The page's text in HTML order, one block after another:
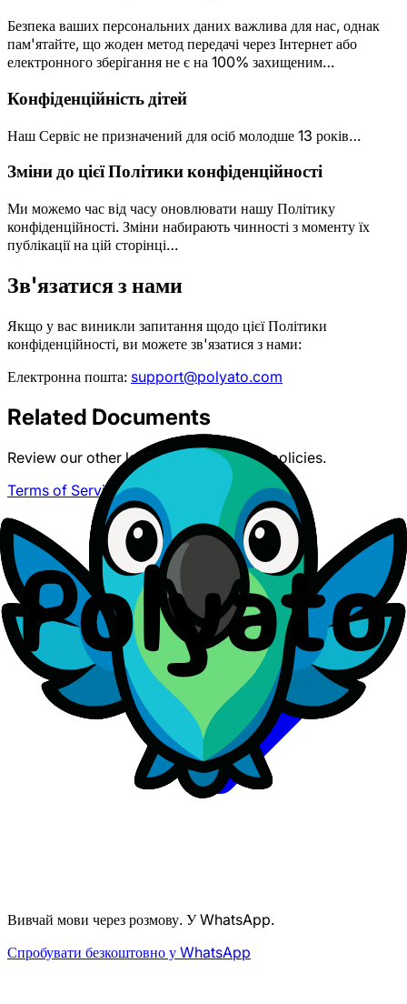
Безпека ваших персональних даних важлива для нас, однак
пам'ятайте, що жоден метод передачі через Інтернет або
електронного зберігання не є на 100% захищеним…
Конфіденційність дітей
Наш Сервіс не призначений для осіб молодше 13 років…
Зміни до цієї Політики конфіденційності
Ми можемо час від часу оновлювати нашу Політику
конфіденційності. Зміни набирають чинності з моменту їх
публікації на цій сторінці…
Зв'язатися з нами
Якщо у вас виникли запитання щодо цієї Політики
конфіденційності, ви можете зв'язатися з нами:
Електронна пошта: support@polyato.com
Related Documents
Review our other legal documents and policies.
Terms of Service
Вивчай мови через розмову. У WhatsApp.
Спробувати безкоштовно у WhatsApp